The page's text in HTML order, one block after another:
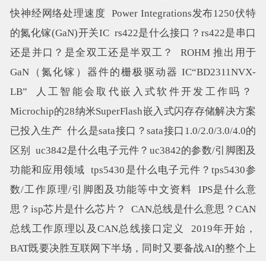
快神经网络处理速度
Power Integrations发布1250伏特
的氮化镓(GaN)开关IC rs422是什么接口？rs422是串口
还是并口？是全双工还是半双工？
ROHM 推出用于
GaN（氮化镓）器件的栅极驱动器 IC“BD2311NVX-
LB”
人工智能会取代嵌入式软件开发工作吗？
Microchip的28纳米SuperFlash嵌入式闪存存储解决方案
已投入生产 什么是sata接口？sata接口1.0/2.0/3.0/4.0的
区别
uc3842是什么电子元件？uc3842的参数/引脚图及
功能和应用领域
tps5430是什么电子元件？tps5430参
数/工作原理/引脚图及功能等中文资料
IPS是什么意
思？isp芯片是什么芯片？
CAN总线是什么意思？CAN
总线工作原理以及CAN总线接口定义
2019年开始，
BAT既要决胜互联网下半场，同时又要备战AI的整个上